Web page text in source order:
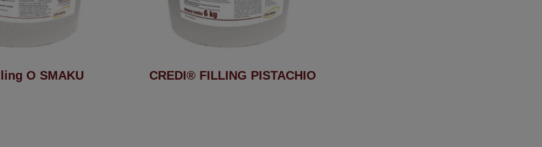
O SMAKU CREDI® FILLING PISTACHIO